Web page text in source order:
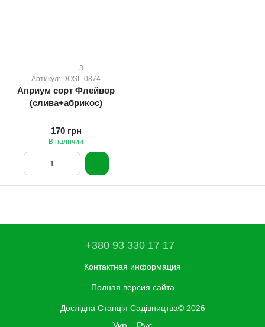
3
Артикул: DOSL-0874
Априум сорт Флейвор
(слива+абрикос)
170 грн
В наличии
+380 93 330 17 17
Контактная информация
Полная версия сайта
Дослідна Станція Садівництва© 2026